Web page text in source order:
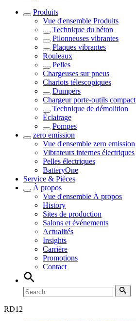
Produits
Vue d'ensemble Produits
Technique du béton
Pilonneuses vibrantes
Plaques vibrantes
Rouleaux
Pelles
Chargeuses sur pneus
Chariots télescopiques
Dumpers
Chargeur porte-outils compact
Technique de démolition
Éclairage
Pompes
zero emission
Vue d'ensemble zero emission
Vibrateurs internes électriques
Pelles électriques
BatteryOne
Service & Pièces
À propos
Vue d'ensemble À propos
History
Sites de production
Salons et événements
Actualités
Insights
Carrière
Promotions
Contact
RD12